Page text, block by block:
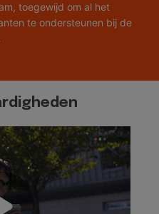
toegewijd om al het
te ondersteunen bij de